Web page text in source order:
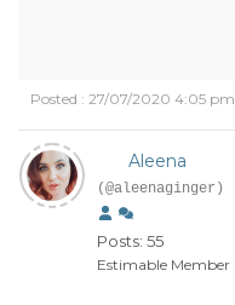
Posted : 27/07/2020 4:05 pm
Aleena
(@aleenaginger)
Posts: 55
Estimable Member